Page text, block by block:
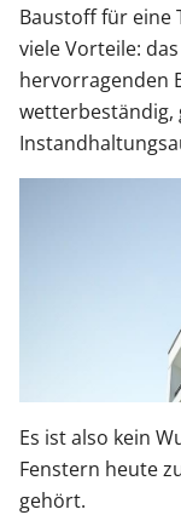
Baustoff für eine
viele Vorteile:
hervorragenden
wetterbeständig,
Es ist also kein
Fenstern heute
gehört.